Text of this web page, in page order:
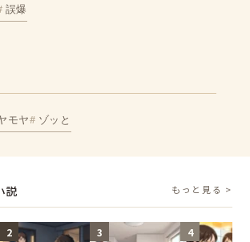
誤爆
モヤ ゾッと
説 もっと見る >
2 3 4